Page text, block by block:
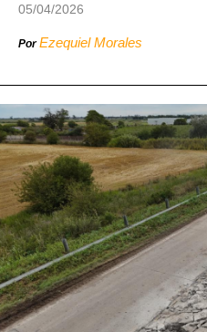
05/04/2026
PorEzequiel Morales